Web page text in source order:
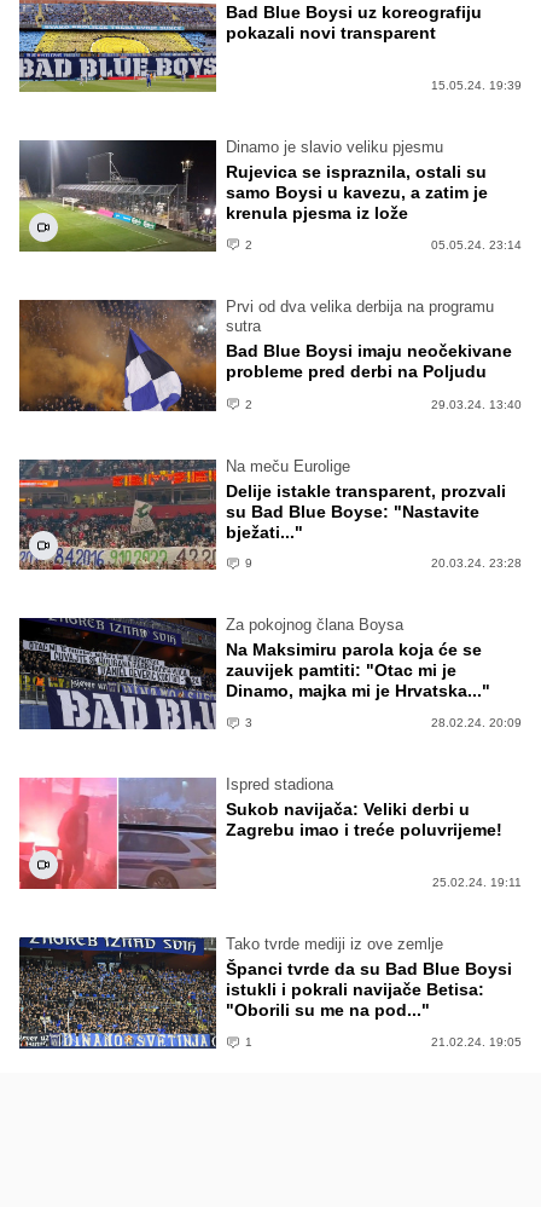
Bad Blue Boysi uz koreografiju
pokazali novi transparent
15.05.24. 19:39
Dinamo je slavio veliku pjesmu
Rujevica se ispraznila, ostali su
samo Boysi u kavezu, a zatim je
krenula pjesma iz lože
2 05.05.24. 23:14
Prvi od dva velika derbija na programu
sutra
Bad Blue Boysi imaju neočekivane
probleme pred derbi na Poljudu
2 29.03.24. 13:40
Na meču Eurolige
Delije istakle transparent, prozvali
su Bad Blue Boyse: "Nastavite
bježati..."
9 20.03.24. 23:28
Za pokojnog člana Boysa
Na Maksimiru parola koja će se
zauvijek pamtiti: "Otac mi je
Dinamo, majka mi je Hrvatska..."
3 28.02.24. 20:09
Ispred stadiona
Sukob navijača: Veliki derbi u
Zagrebu imao i treće poluvrijeme!
25.02.24. 19:11
Tako tvrde mediji iz ove zemlje
Španci tvrde da su Bad Blue Boysi
istukli i pokrali navijače Betisa:
"Oborili su me na pod..."
1 21.02.24. 19:05